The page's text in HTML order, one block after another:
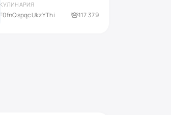
КУЛИНАРИЯ
F0fnQspqcUkzYThi 117 379